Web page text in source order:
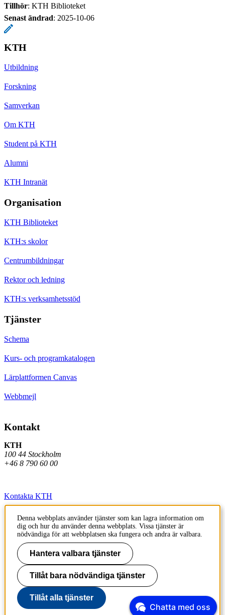
Tillhör: KTH Biblioteket
Senast ändrad: 2025-10-06
KTH
Utbildning
Forskning
Samverkan
Om KTH
Student på KTH
Alumni
KTH Intranät
Organisation
KTH Biblioteket
KTH:s skolor
Centrumbildningar
Rektor och ledning
KTH:s verksamhetsstöd
Tjänster
Schema
Kurs- och programkatalogen
Lärplattformen Canvas
Webbmejl
Kontakt
KTH
100 44 Stockholm
+46 8 790 60 00
Kontakta KTH
Jobba på KTH
Press och media
Faktura och betalning KTH
Om KTH:s webbplatser
Tillgänglighetsredogörelse
Denna webbplats använder tjänster som kan lagra information om
dig och hur du använder denna webbplats. Vissa tjänster är
nödvändiga för att webbplatsen ska fungera och andra är valbara.
Hantera valbara tjänster
Tillåt bara nödvändiga tjänster
Tillåt alla tjänster
Chatta med oss